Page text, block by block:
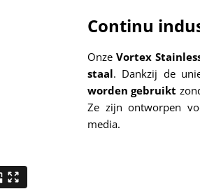
Continu
Onze Vortex
staal. Dankzij de
worden gebruikt
Ze zijn ontworpen
media.